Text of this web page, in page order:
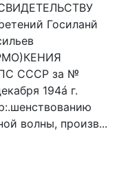
Госиланй
СССР за №
194á г.
волны, произв...